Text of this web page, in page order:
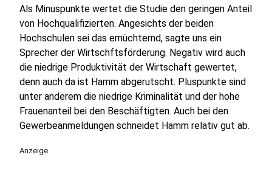
Als Minuspunkte wertet die Studie den geringen Anteil
von Hochqualifizierten. Angesichts der beiden
Hochschulen sei das ernüchternd, sagte uns ein
Sprecher der Wirtschftsförderung. Negativ wird auch
die niedrige Produktivität der Wirtschaft gewertet,
denn auch da ist Hamm abgerutscht. Pluspunkte sind
unter anderem die niedrige Kriminalität und der hohe
Frauenanteil bei den Beschäftigten. Auch bei den
Gewerbeanmeldungen schneidet Hamm relativ gut ab.
Anzeige